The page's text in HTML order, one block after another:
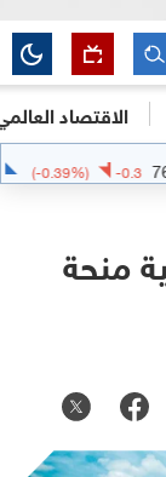
الاقتصاد
(-0.39%)
منحة